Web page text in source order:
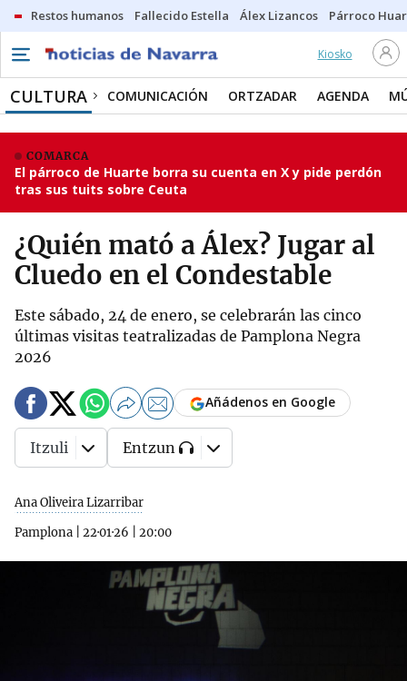
Restos humanos Fallecido Estella Álex Lizancos Párroco
Kiosko
CULTURA COMUNICACIÓN ORTZADAR AGENDA
COMARCA
El párroco de Huarte borra su cuenta en X y pide perdón
tras sus tuits sobre Ceuta
¿Quién mató a Álex? Jugar al
Cluedo en el Condestable
Este sábado, 24 de enero, se celebrarán las cinco
últimas visitas teatralizadas de Pamplona Negra
2026
Ana Oliveira Lizarribar
Pamplona
22·01·26 20:00
Añádenos en Google
Itzuli Entzun